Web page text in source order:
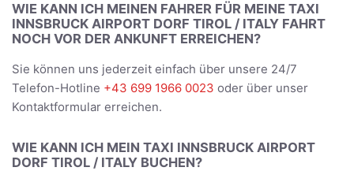
WIE KANN ICH MEINEN FAHRER FÜR MEINE TAXI
INNSBRUCK AIRPORT DORF TIROL / ITALY FAHRT
NOCH VOR DER ANKUNFT ERREICHEN?
Sie können uns jederzeit einfach über unsere 24/7
Telefon-Hotline +43 699 1966 0023 oder über unser
Kontaktformular erreichen.
WIE KANN ICH MEIN TAXI INNSBRUCK AIRPORT
DORF TIROL / ITALY BUCHEN?